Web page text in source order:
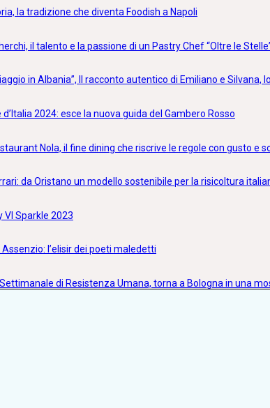
la tradizione che diventa Foodish a Napoli
il talento e la passione di un Pastry Chef “Oltre le
in Albania”, Il racconto autentico di Emiliano e
d’Italia 2024: esce la nuova guida del Gambero Rosso
Nola, il fine dining che riscrive le regole con gusto e
da Oristano un modello sostenibile per la risicoltura
VI Sparkle 2023
l’elisir dei poeti maledetti
di Resistenza Umana, torna a Bologna in una